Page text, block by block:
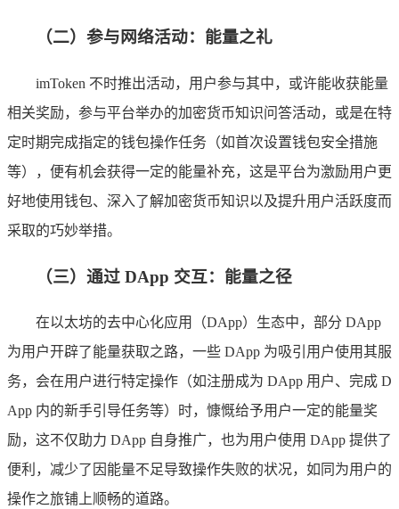
（二）参与网络活动：能量之礼
imToken 不时推出活动，用户参与其中，或许能收获能量
相关奖励，参与平台举办的加密货币知识问答活动，或是在特
定时期完成指定的钱包操作任务（如首次设置钱包安全措施
等），便有机会获得一定的能量补充，这是平台为激励用户更
好地使用钱包、深入了解加密货币知识以及提升用户活跃度而
采取的巧妙举措。
（三）通过 DApp 交互：能量之径
在以太坊的去中心化应用（DApp）生态中，部分 DApp
为用户开辟了能量获取之路，一些 DApp 为吸引用户使用其服
务，会在用户进行特定操作（如注册成为 DApp 用户、完成 D
App 内的新手引导任务等）时，慷慨给予用户一定的能量奖
励，这不仅助力 DApp 自身推广，也为用户使用 DApp 提供了
便利，减少了因能量不足导致操作失败的状况，如同为用户的
操作之旅铺上顺畅的道路。